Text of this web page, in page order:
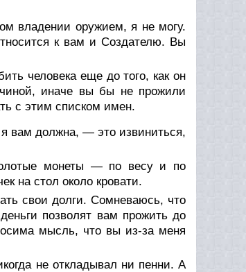
владении оружием, я не могу.
к вам и Создателю. Вы
человека еще до того, как он
иначе вы бы не прожили
с этим списком имен.
вам должна, — это извиниться,
монеты — по весу и по
на стол около кровати.
свои долги. Сомневаюсь, что
позволят вам прожить до
мысль, что вы из-за меня
не откладывал ни пенни. А